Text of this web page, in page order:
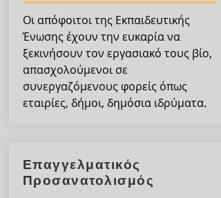
Οι απόφοιτοι της Εκπαιδευτικής
Ένωσης έχουν την ευκαρία να
ξεκινήσουν τον εργασιακό τους βίο,
απασχολούμενοι σε
συνεργαζόμενους φορείς όπως
εταιρίες, δήμοι, δημόσια ιδρύματα.
Επαγγελματικός
Προσανατολισμός